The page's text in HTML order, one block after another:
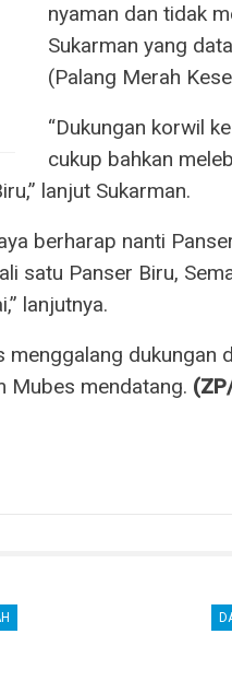
nyaman dan tidak
Sukarman yang
(Palang Merah
“Dukungan korwil
cukup bahkan
lanjut Sukarman.
berharap nanti
satu Panser Biru,
lanjutnya.
menggalang dukungan
Mubes mendatang.